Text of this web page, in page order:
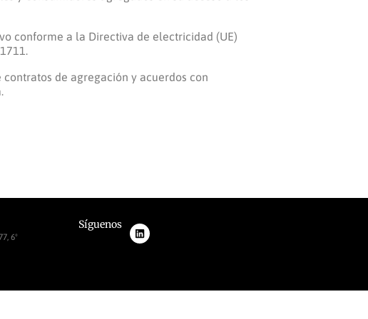
conforme a la Directiva de electricidad (UE)
de agregación y acuerdos con
6º
Síguenos